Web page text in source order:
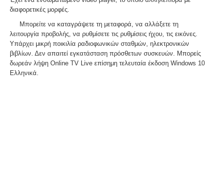
διαφορετικές μορφές.
Μπορείτε να καταγράψετε τη μεταφορά, να αλλάξετε τη
λειτουργία προβολής, να ρυθμίσετε τις ρυθμίσεις ήχου, τις εικόνες.
Υπάρχει μικρή ποικιλία ραδιοφωνικών σταθμών, ηλεκτρονικών
βιβλίων. Δεν απαιτεί εγκατάσταση πρόσθετων συσκευών. Μπορείς
δωρεάν λήψη Online TV Live επίσημη τελευταία έκδοση Windows 10
Ελληνικά.